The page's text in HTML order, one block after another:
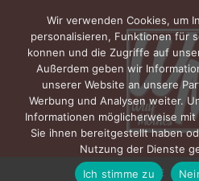
Wir verwenden Cookies, um
personalisieren, Funktionen für
konnen und die Zugriffe auf
Außerdem geben wir
unserer Website an unsere
Werbung und Analysen weiter.
Informationen möglicherweise
Sie ihnen bereitgestellt haben
Nutzung der Dienste
Ich stimme zu